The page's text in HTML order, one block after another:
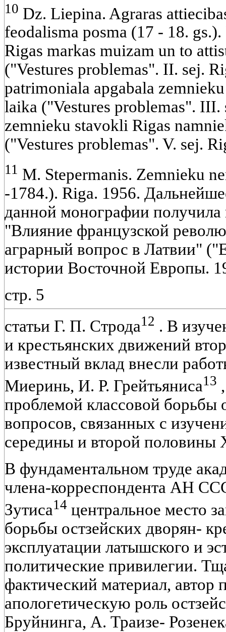
10 Dz. Liepina. Agraras
feodalisma posma (17 - 18.
Rigas markas muizam un to
("Vestures problemas". II. sej.
patrimoniala apgabala
laika ("Vestures problemas". III.
zemnieku stavokli Rigas
("Vestures problemas". V. sej.
11 M. Stepermanis. Zemnieku
-1784.). Riga. 1956.
данной монографии получила
"Влияние французской
аграрный вопрос в Латвии"
истории Восточной Европы.
стр. 5
статьи Г. П. Строда12 . В
и крестьянских движений
известный вклад внесли
Миеринь, И. Р. Грейтьяниса13
проблемой классовой борьбы
вопросов, связанных с
середины и второй половины
В фундаментальном труде
члена-корреспондента АН
Зутиса14 центральное место
борьбы остзейских дворян-
эксплуатации латышского и
политические привилегии.
фактический материал, автор
апологетическую роль
Бруйнинга, А. Траизе-